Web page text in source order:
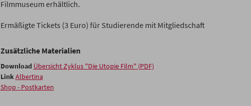
Filmmuseum erhältlich.
Ermäßigte Tickets (3 Euro) für Studierende mit ­Mitgliedschaft
Zusätzliche Materialien
Download Übersicht Zyklus "Die Utopie Film" (PDF)
LinkAlbertina
Shop - Postkarten